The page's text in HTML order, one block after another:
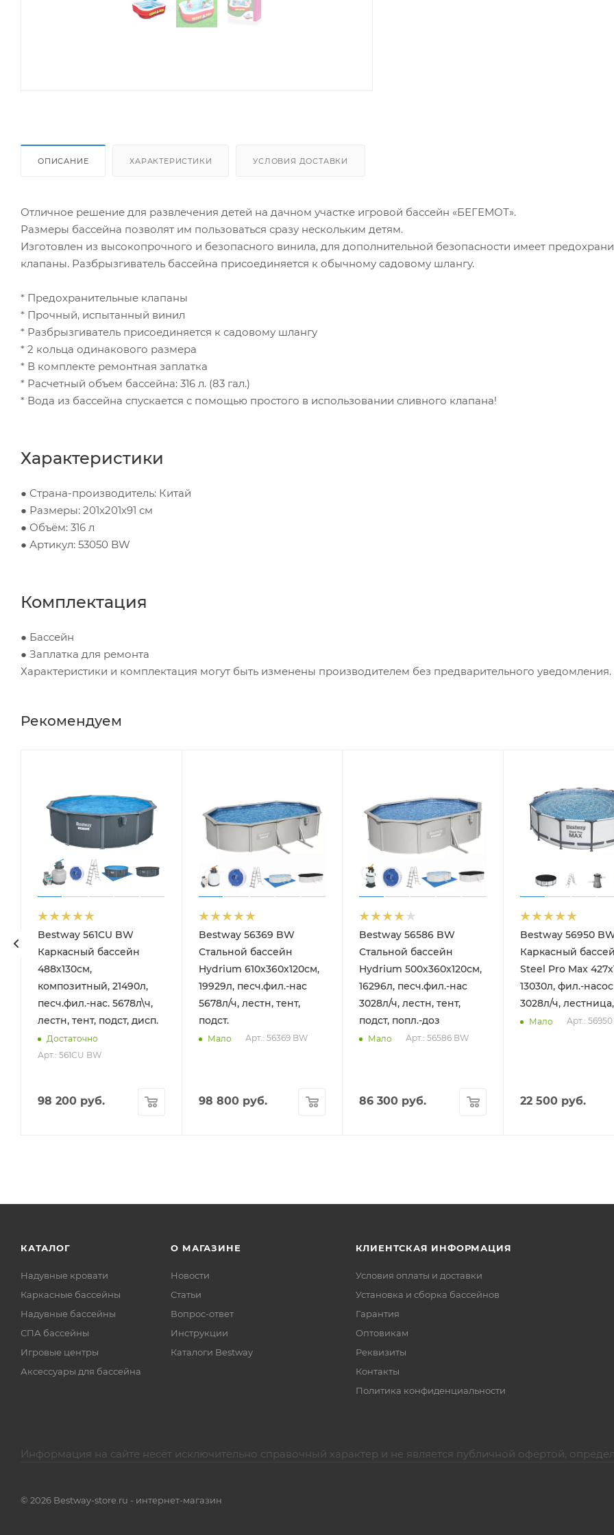
ОПИСАНИЕ ХАРАКТЕРИСТИКИ УСЛОВИЯ ДОСТАВКИ
Отличное решение для развлечения детей на дачном участке игровой бассейн «БЕГЕМОТ».
Размеры бассейна позволят им пользоваться сразу нескольким детям.
Изготовлен из высокопрочного и безопасного винила, для дополнительной безопасности имеет
клапаны. Разбрызгиватель бассейна присоединяется к обычному садовому шлангу.
* Предохранительные клапаны
* Прочный, испытанный винил
* Разбрызгиватель присоединяется к садовому шлангу
* 2 кольца одинакового размера
* В комплекте ремонтная заплатка
* Расчетный объем бассейна: 316 л. (83 гал.)
* Вода из бассейна спускается с помощью простого в использовании сливного клапана!
Характеристики
● Страна-производитель: Китай
● Размеры: 201х201х91 см
● Объём: 316 л
● Артикул: 53050 BW
Комплектация
● Бассейн
● Заплатка для ремонта
Характеристики и комплектация могут быть изменены производителем без предварительного уведомления.
Рекомендуем
для дна, шланг 6м, ручка 190см)
Bestway 561CU BW
Каркасный бассейн
488х130см,
композитный, 21490л,
песч.фил.-нас. 5678л\ч,
лестн, тент, подст, дисп.
Достаточно
Арт.: 561CU BW
98 200руб.
Bestway 56369 BW
Стальной бассейн
Hydrium 610х360х120см,
19929л, песч.фил.-нас
5678л/ч, лестн, тент,
подст.
Мало Арт.: 56369 BW
98 800руб.
Bestway 56586 BW
Стальной бассейн
Hydrium 500х360х120см,
16296л, песч.фил.-нас
3028л/ч, лестн, тент,
подст, попл.-доз
Мало Арт.: 56586 BW
86 300 руб.
Bestway 56950
Каркасный
Steel Pro Max
13030л, фил.-насос
3028л/ч,
Мало Арт.:
22 500 руб.
КАТАЛОГ
Надувные кровати
Каркасные бассейны
Надувные бассейны
СПА бассейны
Игровые центры
Аксессуары для бассейна
О МАГАЗИНЕ
Новости
Статьи
Вопрос-ответ
Инструкции
Каталоги Bestway
КЛИЕНТСКАЯ ИНФОРМАЦИЯ
Условия оплаты и доставки
Установка и сборка бассейнов
Гарантия
Оптовикам
Реквизиты
Контакты
Политика конфиденциальности
Информация на сайте несёт исключительно справочный характер и не является публичной офертой,
© 2026 Bestway-store.ru - интернет-магазин